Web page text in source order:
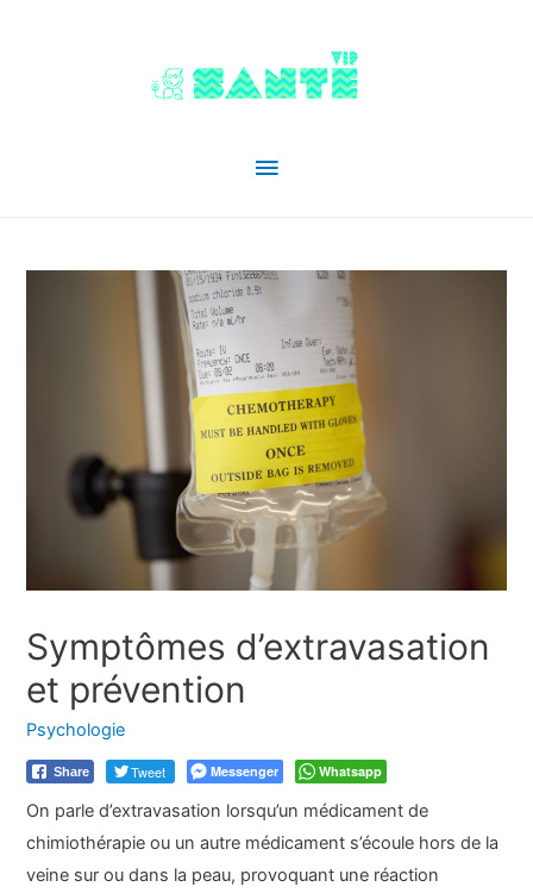
Menu
Symptômes d’extravasation
et prévention
Psychologie
Share Tweet Messenger Whatsapp
On parle d’extravasation lorsqu’un médicament de
chimiothérapie ou un autre médicament s’écoule hors de la
veine sur ou dans la peau, provoquant une réaction